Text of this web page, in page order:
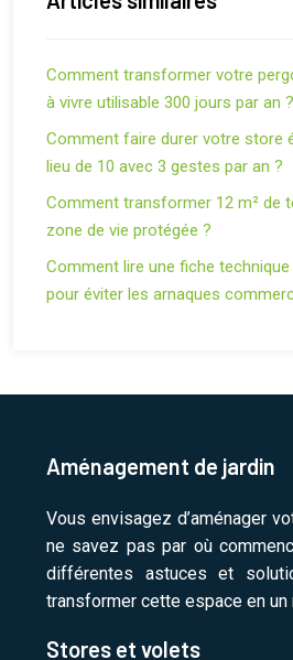
Comment transformer votre
à vivre utilisable 300 jours par an ?
Comment faire durer votre store
lieu de 10 avec 3 gestes par an ?
Comment transformer 12 m² de
zone de vie protégée ?
Comment lire une fiche
pour éviter les arnaques
Aménagement de jardin
Vous envisagez d’aménager
ne savez pas par où
différentes astuces et
transformer cette espace en un
Stores et volets